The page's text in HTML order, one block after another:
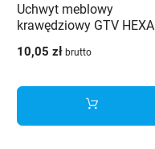
Uchwyt meblowy
krawędziowy GTV HEXA
szczotkowany
10,05 zł brutto